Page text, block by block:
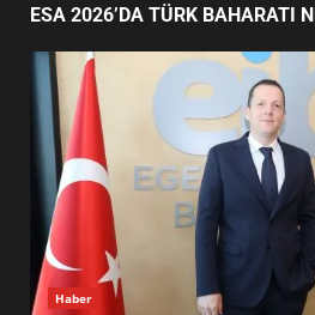
4
FİNALİNDE NE
5
BALIKESİR
UZATILDI: NE
ESA 2026’DA TÜRK BAHARATI
Haber